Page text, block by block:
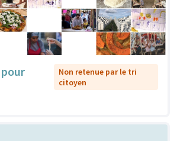
Non retenue par le tri
citoyen